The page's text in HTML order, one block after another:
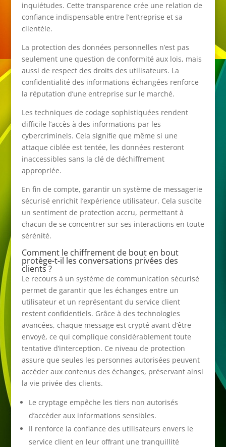
inquiétudes. Cette transparence crée une relation de
confiance indispensable entre l’entreprise et sa
clientèle.
La protection des données personnelles n’est pas
seulement une question de conformité aux lois, mais
aussi de respect des droits des utilisateurs. La
confidentialité des informations échangées renforce
la réputation d’une entreprise sur le marché.
Les techniques de codage sophistiquées rendent
difficile l’accès à des informations par les
cybercriminels. Cela signifie que même si une
attaque ciblée est tentée, les données resteront
inaccessibles sans la clé de déchiffrement
appropriée.
En fin de compte, garantir un système de messagerie
sécurisé enrichit l’expérience utilisateur. Cela suscite
un sentiment de protection accru, permettant à
chacun de se concentrer sur ses interactions en toute
sérénité.
Comment le chiffrement de bout en bout
protège-t-il les conversations privées des
clients ?
Le recours à un système de communication sécurisé
permet de garantir que les échanges entre un
utilisateur et un représentant du service client
restent confidentiels. Grâce à des technologies
avancées, chaque message est crypté avant d’être
envoyé, ce qui complique considérablement toute
tentative d’interception. Ce niveau de protection
assure que seules les personnes autorisées peuvent
accéder aux contenus des échanges, préservant ainsi
la vie privée des clients.
Le cryptage empêche les tiers non autorisés
d’accéder aux informations sensibles.
Il renforce la confiance des utilisateurs envers le
service client en leur offrant une tranquillité